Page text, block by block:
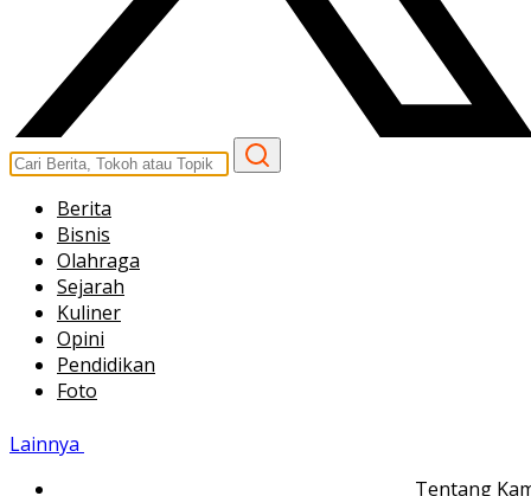
Berita
Bisnis
Olahraga
Sejarah
Kuliner
Opini
Pendidikan
Foto
Lainnya
Tentang